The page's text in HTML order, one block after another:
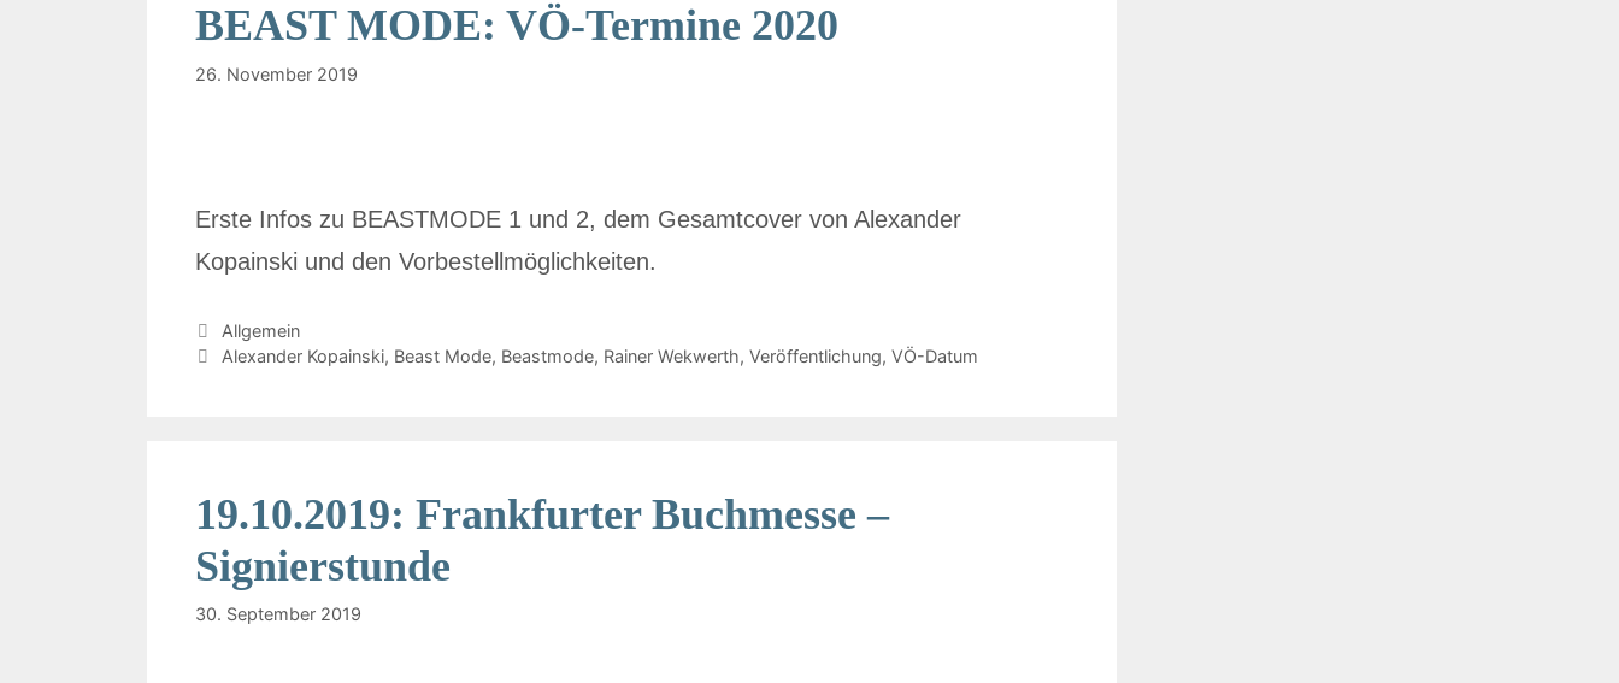
BEAST MODE: VÖ-Termine 2020
26. November 2019
Erste Infos zu BEASTMODE 1 und 2, dem Gesamtcover von Alexander
Kopainski und den Vorbestellmöglichkeiten.
Allgemein
Alexander Kopainski, Beast Mode, Beastmode, Rainer Wekwerth, Veröffentlichung, VÖ-Datum
19.10.2019: Frankfurter Buchmesse –
Signierstunde
30. September 2019